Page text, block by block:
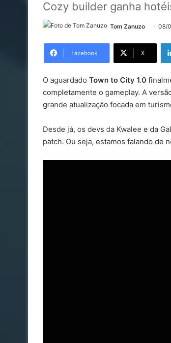
Cozy builder ganha
Tom Zanuzo 08/
Facebook X
O aguardado Town to City 1.0
completamente o gameplay. A
grande atualização focada em
Desde já, os devs da Kwalee e da
patch. Ou seja, estamos falando de